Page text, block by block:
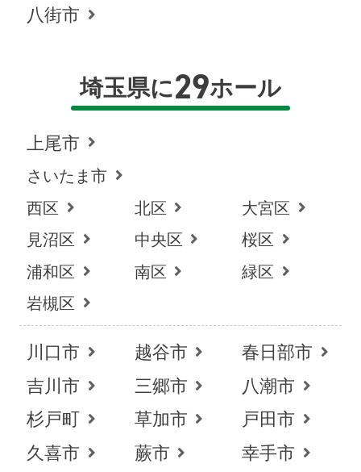
八街市
埼玉県に29ホール
上尾市
さいたま市
西区
北区
大宮区
見沼区
中央区
桜区
浦和区
南区
緑区
岩槻区
川口市 越谷市
春日部市
吉川市
三郷市
八潮市
杉戸町
草加市
戸田市
久喜市
蕨市 幸手市
お得な会員価格!